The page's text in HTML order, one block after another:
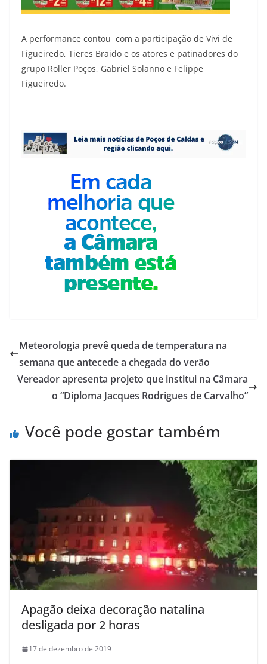
A performance contou com a participação de Vivi de
Figueiredo, Tieres Braido e os atores e patinadores do
grupo Roller Poços, Gabriel Solanno e Felippe
Figueiredo.
Meteorologia prevê queda de temperatura na
semana que antecede a chegada do verão
Vereador apresenta projeto que institui na Câmara
o “Diploma Jacques Rodrigues de Carvalho”
Você pode gostar também
Apagão deixa decoração natalina
desligada por 2 horas
17 de dezembro de 2019